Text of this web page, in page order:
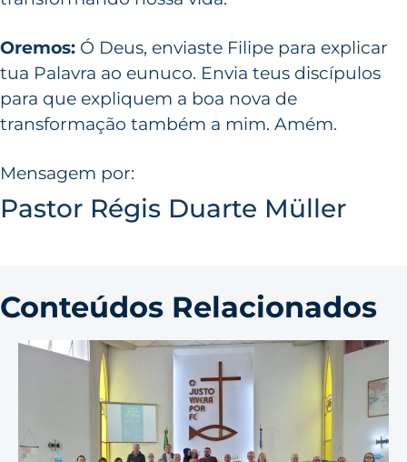
Oremos: Ó Deus, enviaste Filipe para explicar
tua Palavra ao eunuco. Envia teus discípulos
para que expliquem a boa nova de
transformação também a mim. Amém.
Mensagem por:
Pastor Régis Duarte Müller
Conteúdos Relacionados